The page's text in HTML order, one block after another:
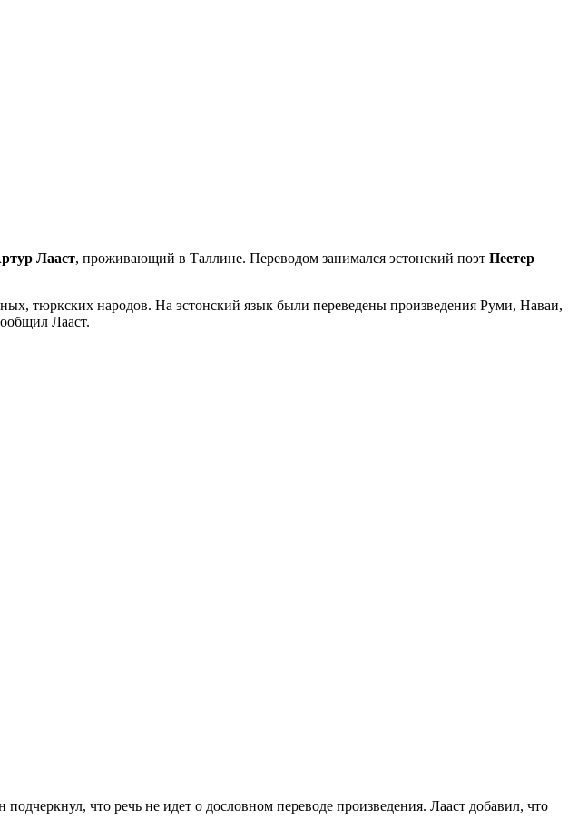
Лааст, проживающий в Таллине. Переводом занимался эстонский поэт Пеетер
тюркских народов. На эстонский язык были переведены произведения Руми, Наваи,
Лааст.
что речь не идет о дословном переводе произведения. Лааст добавил, что